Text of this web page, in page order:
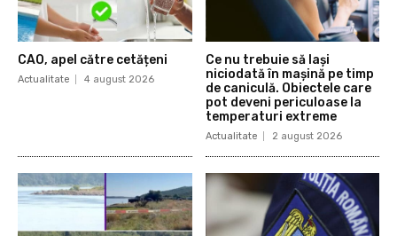
CAO, apel către cetățeni
Actualitate 4 august 2026
Ce nu trebuie să lași
niciodată în mașină pe timp
de caniculă. Obiectele care
pot deveni periculoase la
temperaturi extreme
Actualitate 2 august 2026